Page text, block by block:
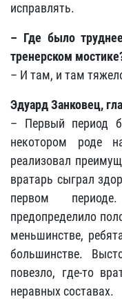
исправлять.
– Где было
тренерском
– И там, и там
Эдуард Занковец,
– Первый период
некотором роде
реализовал
вратарь сыграл
первом
предопределило
меньшинстве,
большинстве.
повезло, где-то
неравных составах.